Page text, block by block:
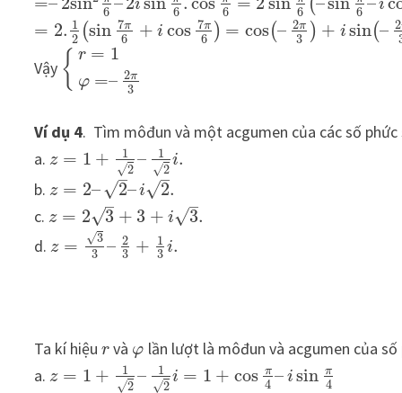
6 i 6 6 6 ( 6 i
= 2. 1
2 (sin 7π
6 + i cos 7π
6 ) = cos(– 2π
3 ) + i sin(– 2
Vậy { r = 1
φ =– 2π
3
Ví dụ 4. Tìm môđun và một acgumen của các số phức
a.z = 1 +
1
2
√
–
1
2
√
i.
b.z = 2– 2
–
√ –i 2
–
√ .
c.z = 2 3
–
√ + 3 + i 3
–
√ .
d.z = 3
√
3 – 2
3 + 1
3 i.
Ta kí hiệur và φ lần lượt là môđun và acgumen của số
a.z = 1 +
1
2
√
–
1
2
√
i = 1 + cos π
4 – i sin π
4